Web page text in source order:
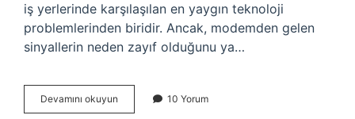
iş yerlerinde karşılaşılan en yaygın teknoloji
problemlerinden biridir. Ancak, modemden gelen
sinyallerin neden zayıf olduğunu ya…
Devamını okuyun
internet
10 Yorum